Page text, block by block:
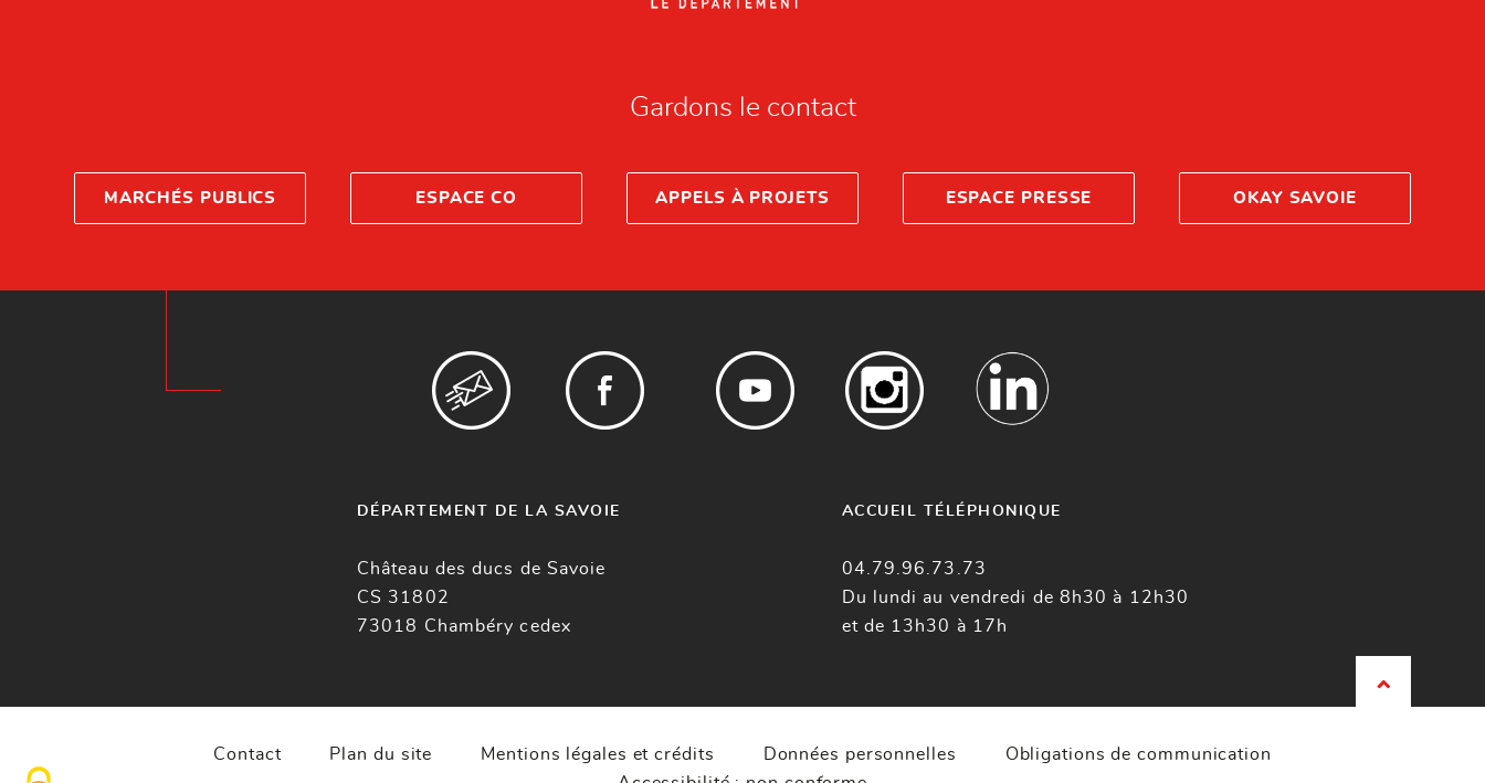
Gardons le contact
MARCHÉS PUBLICS ESPACE CO APPELS À PROJETS ESPACE PRESSE OKAY SAVOIE
DÉPARTEMENT DE LA SAVOIE
Château des ducs de Savoie
CS 31802
73018 Chambéry cedex
ACCUEIL TÉLÉPHONIQUE
04.79.96.73.73
Du lundi au vendredi de 8h30 à 12h30
et de 13h30 à 17h
Contact Plan du site Mentions légales et crédits Données personnelles
Obligations de communication